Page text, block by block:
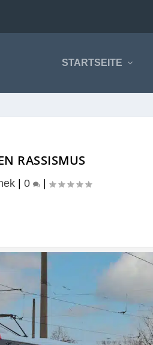
STARTSEITE
RASSISMUS
| 0 |